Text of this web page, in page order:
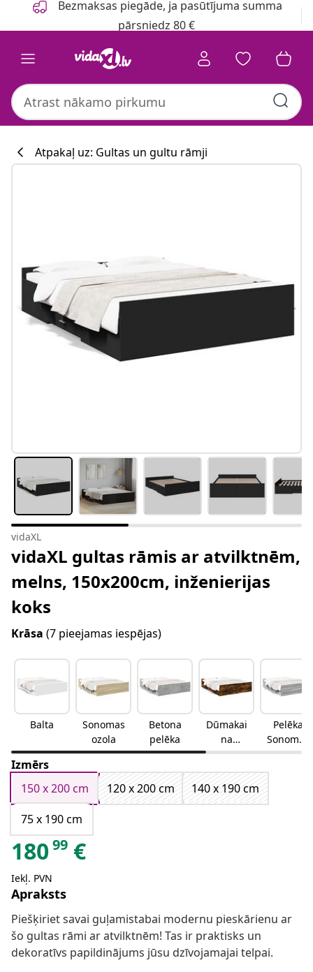
Bezmaksas piegāde, ja pasūtījuma summa
pārsniedz 80 €
Atpakaļ uz: Gultas un gultu rāmji
vidaXL
vidaXL gultas rāmis ar atvilktnēm,
melns, 150x200cm, inženierijas
koks
Krāsa (7 pieejamas iespējas)
Balta
Sonomas
ozola
Betona
pelēka
Dūmakai
na
ozolkoka
Pelēka
Sonomas
ozola
Izmērs
150 x 200 cm
120 x 200 cm
140 x 190 cm
75 x 190 cm
18099 €
Iekļ. PVN
Apraksts
Piešķiriet savai guļamistabai modernu pieskārienu ar
šo gultas rāmi ar atvilktnēm! Tas ir praktisks un
dekoratīvs papildinājums jūsu dzīvojamajai telpai.